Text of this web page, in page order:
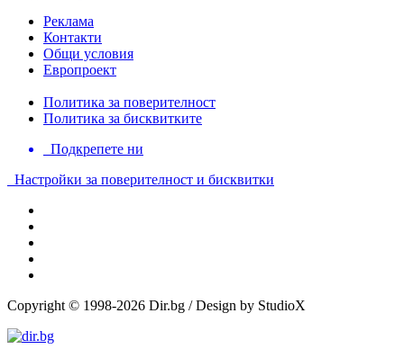
Реклама
Контакти
Общи условия
Европроект
Политика за поверителност
Политика за бисквитките
Подкрепете ни
Настройки за поверителност и бисквитки
Copyright © 1998-2026 Dir.bg / Design by StudioX